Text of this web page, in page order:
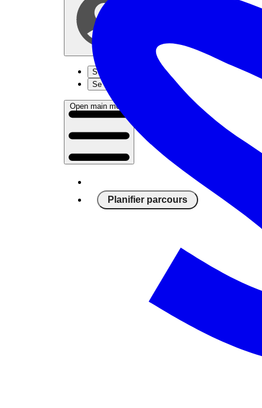
S'inscrire
Se connecter
Open main menu
Planifier parcours